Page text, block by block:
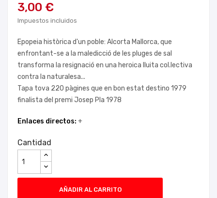
3,00 €
Impuestos incluidos
Epopeia històrica d'un poble: Alcorta Mallorca, que
enfrontant-se a la maledicció de les pluges de sal
transforma la resignació en una heroica lluita col.lectiva
contra la naturalesa...
Tapa tova 220 pàgines que en bon estat destino 1979
finalista del premi Josep Pla 1978
Enlaces directos: +
Cantidad
AÑADIR AL CARRITO